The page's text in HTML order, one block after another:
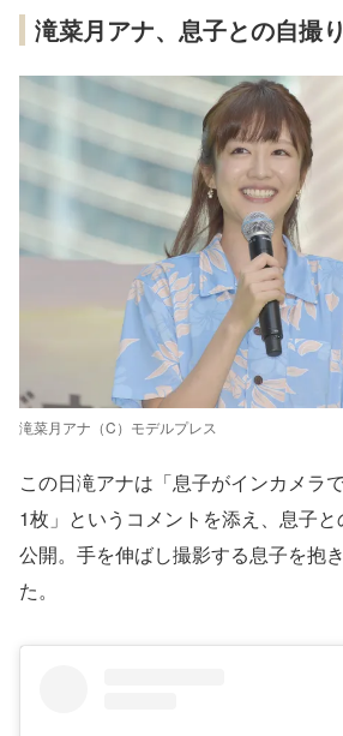
滝菜月アナ、息子との自撮
滝菜月アナ（C）モデルプレス
この日滝アナは「息子がインカメラ
1枚」というコメントを添え、息子
公開。手を伸ばし撮影する息子を抱
た。